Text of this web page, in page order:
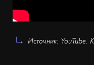
Источник: YouTube.